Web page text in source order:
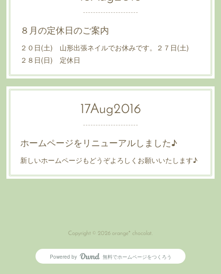
８月の定休日のご案内
２０日(土) 山形出張ネイルでお休みです。２７日(土)
２８日(日) 定休日
17Aug2016
ホームページをリニューアルしました♪
新しいホームページもどうぞよろしくお願いいたします♪
Copyright © 2026 orange* chocolat.
Powered by AmebaOwnd
無料でホームページをつくろう